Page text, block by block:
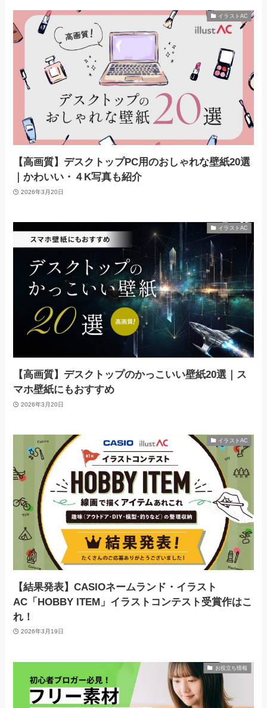
イラストAC
【高画質】デスクトップPC用のおしゃれな壁紙20選
｜かわいい・４K写真も紹介
2026年3月20日
イラストAC
【高画質】デスクトップのかっこいい壁紙20選｜ス
マホ壁紙にもおすすめ
2026年3月20日
イラストAC
【結果発表】CASIOネームランド・イラスト
AC「HOBBY ITEM」イラストコンテスト受賞作はこ
れ！
2026年3月19日
お役立ち情報